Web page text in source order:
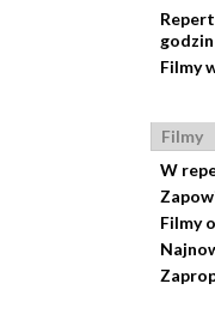
Filmy
Filmy
W
Filmy